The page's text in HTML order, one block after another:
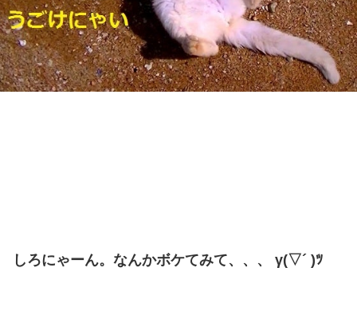
しろにゃーん。なんかボケてみて、、、 γ(▽´ )ﾂ